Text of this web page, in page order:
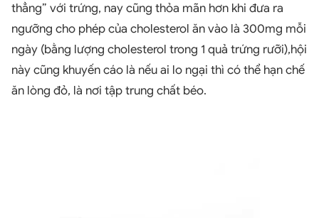
thẳng” với trứng, nay cũng thỏa mãn hơn khi đưa ra
ngưỡng cho phép của cholesterol ăn vào là 300mg mỗi
ngày (bằng lượng cholesterol trong 1 quả trứng rưỡi),hội
này cũng khuyến cáo là nếu ai lo ngại thì có thể hạn chế
ăn lòng đỏ, là nơi tập trung chất béo.